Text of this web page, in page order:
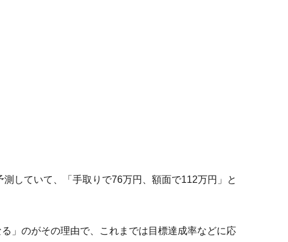
していて、「手取りで76万円、額面で112万円」と
」のがその理由で、これまでは目標達成率などに応